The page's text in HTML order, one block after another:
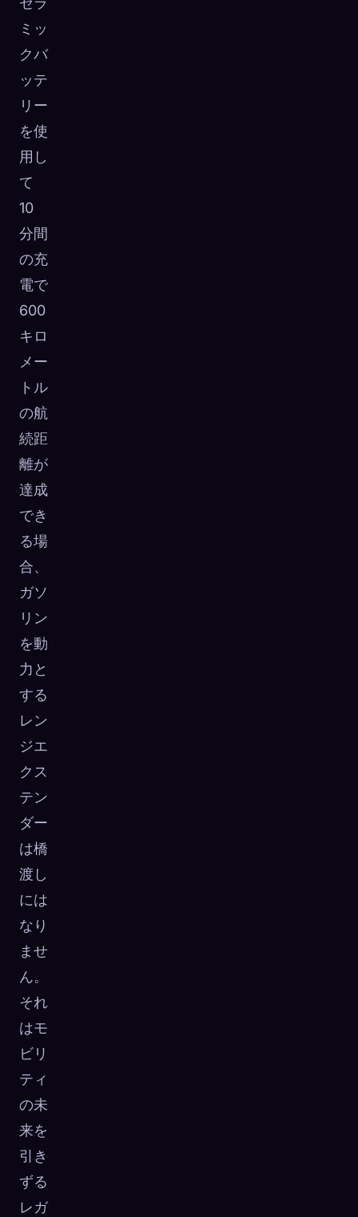
ミッ
クバ
ッテ
リー
を使
用し
て
10
分間
の充
電で
600
キロ
メー
トル
の航
続距
離が
達成
でき
る場
合、
ガソ
リン
を動
力と
する
レン
ジエ
クス
テン
ダー
は橋
渡し
には
なり
ませ
ん。
それ
はモ
ビリ
ティ
の未
来を
引き
ずる
レガ